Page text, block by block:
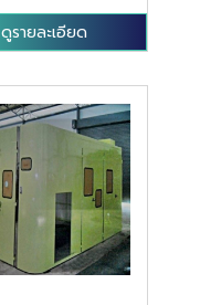
ดูรายละเอียด